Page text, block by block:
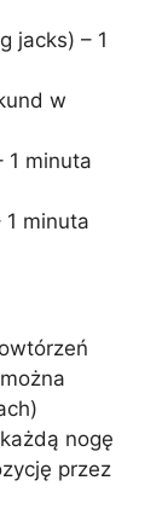
jacks) – 1
w
1 minuta
1 minuta
nogę
przez